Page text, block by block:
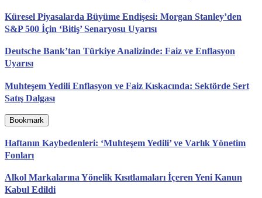
Küresel Piyasalarda Büyüme Endişesi: Morgan Stanley’den
S&P 500 İçin ‘Bitiş’ Senaryosu Uyarısı
Deutsche Bank’tan Türkiye Analizinde: Faiz ve Enflasyon
Uyarısı
Muhteşem Yedili Enflasyon ve Faiz Kıskacında: Sektörde Sert
Satış Dalgası
Bookmark
Haftanın Kaybedenleri: ‘Muhteşem Yedili’ ve Varlık Yönetim
Fonları
Alkol Markalarına Yönelik Kısıtlamaları İçeren Yeni Kanun
Kabul Edildi